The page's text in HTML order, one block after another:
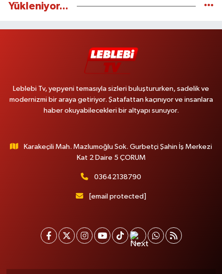
Yükleniyor...
Leblebi Tv, yepyeni temasıyla sizleri buluştururken, sadelik ve
modernizmi bir araya getiriyor. Şatafattan kaçınıyor ve insanlara
haber okuyabilecekleri bir altyapı sunuyor.
Karakeçili Mah. Mazlumoğlu Sok. Gurbetçi Şahin İş Merkezi
Kat 2 Daire 5 ÇORUM
03642138790
[email protected]